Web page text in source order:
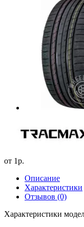
от 1р.
Описание
Характеристики
Отзывов (0)
Характеристики